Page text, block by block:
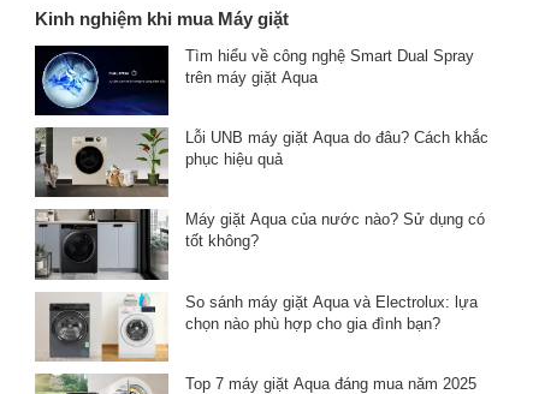
Kinh nghiệm khi mua Máy giặt
Tìm hiểu về công nghệ Smart Dual Spray
trên máy giặt Aqua
Lỗi UNB máy giặt Aqua do đâu? Cách khắc
phục hiệu quả
Máy giặt Aqua của nước nào? Sử dụng có
tốt không?
So sánh máy giặt Aqua và Electrolux: lựa
chọn nào phù hợp cho gia đình bạn?
Top 7 máy giặt Aqua đáng mua năm 2025